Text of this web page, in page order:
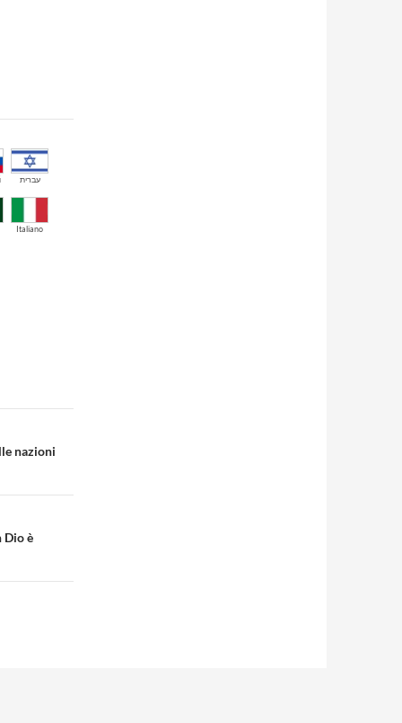
עברית
Italiano
nazioni
Dio è